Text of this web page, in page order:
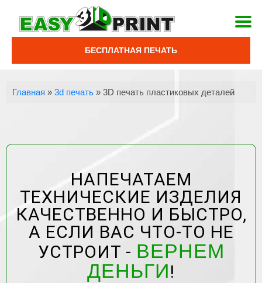
БЕСПЛАТНАЯ ПЕЧАТЬ
Главная »3d печать »3D печать пластиковых деталей
НАПЕЧАТАЕМ
ТЕХНИЧЕСКИЕ ИЗДЕЛИЯ
КАЧЕСТВЕННО И БЫСТРО,
А ЕСЛИ ВАС ЧТО-ТО НЕ
УСТРОИТ - ВЕРНЕМ
ДЕНЬГИ!